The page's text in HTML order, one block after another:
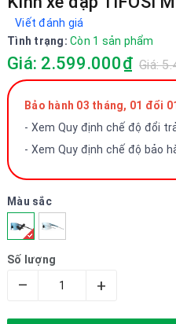
Viết đánh giá
Tình trạng: Còn 1 sản phẩm
Giá: 2.599.000₫ Giá:
Bảo hành 03 tháng, 01 đổi
- Xem Quy định chế độ đổi
- Xem Quy định chế độ bảo
Màu sắc
Số lượng
– +